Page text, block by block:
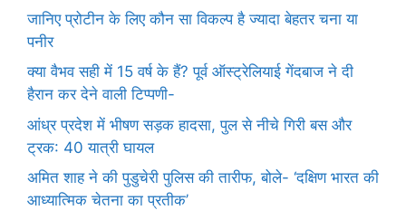
जानिए प्रोटीन के लिए कौन सा विकल्प है ज्यादा बेहतर चना या
पनीर
क्या वैभव सही में 15 वर्ष के हैं? पूर्व ऑस्ट्रेलियाई गेंदबाज ने दी
हैरान कर देने वाली टिप्पणी-
आंध्र प्रदेश में भीषण सड़क हादसा, पुल से नीचे गिरी बस और
ट्रक: 40 यात्री घायल
अमित शाह ने की पुडुचेरी पुलिस की तारीफ, बोले- ‘दक्षिण भारत की
आध्यात्मिक चेतना का प्रतीक’